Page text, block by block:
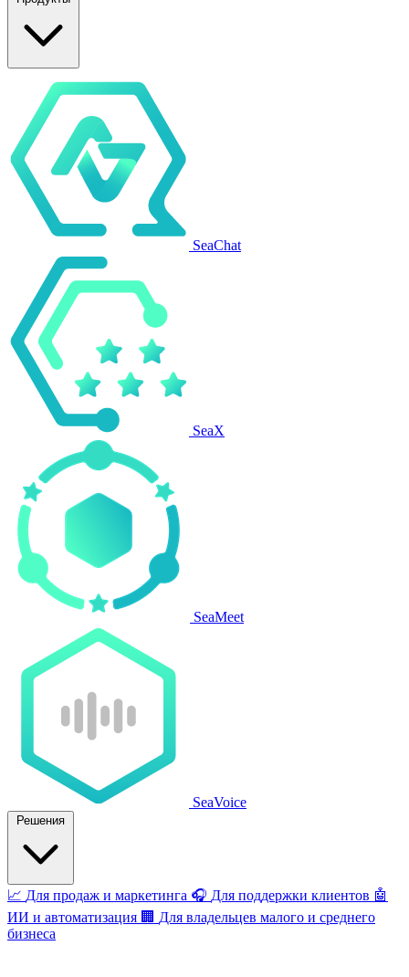
SeaChat
SeaX
SeaMeet
SeaVoice
Решения
📈 Для продаж и маркетинга 🎧 Для поддержки клиентов 🤖
ИИ и автоматизация 🏢 Для владельцев малого и среднего
бизнеса